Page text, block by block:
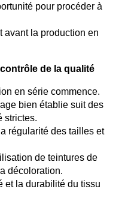
pour procéder à
avant la production en
de la qualité
en série commence.
bien établie suit des
strictes.
régularité des tailles et
de teintures de
décoloration.
et la durabilité du tissu